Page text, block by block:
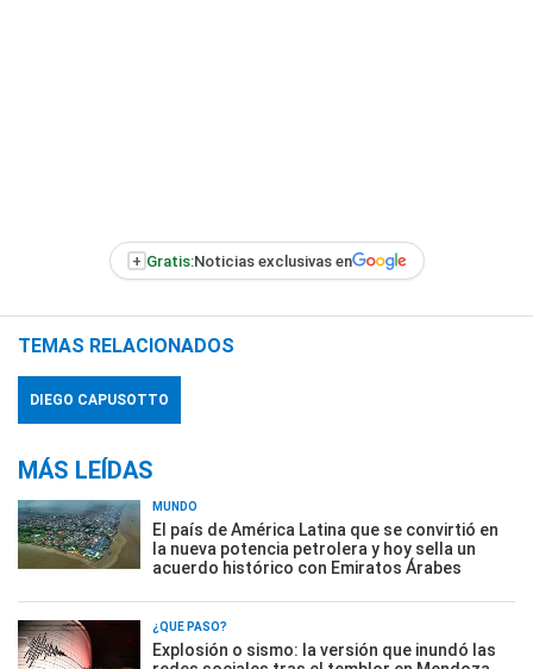
+ Gratis:Noticias exclusivas en
TEMAS RELACIONADOS
DIEGO CAPUSOTTO
MÁS LEÍDAS
MUNDO
El país de América Latina que se convirtió en
la nueva potencia petrolera y hoy sella un
acuerdo histórico con Emiratos Árabes
¿QUÉ PASÓ?
Explosión o sismo: la versión que inundó las